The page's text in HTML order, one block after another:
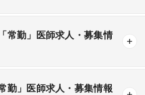
科 美容外科
給与インセンティブ制度あり
常勤」医師求人・募集情
勤」医師求人・募集情報